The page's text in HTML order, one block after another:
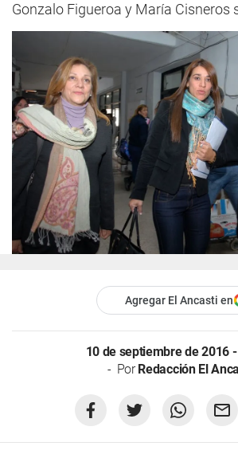
Gonzalo Figueroa y María Cisneros
Agregar El Ancasti en
10 de septiembre de 2016
PorRedacción El